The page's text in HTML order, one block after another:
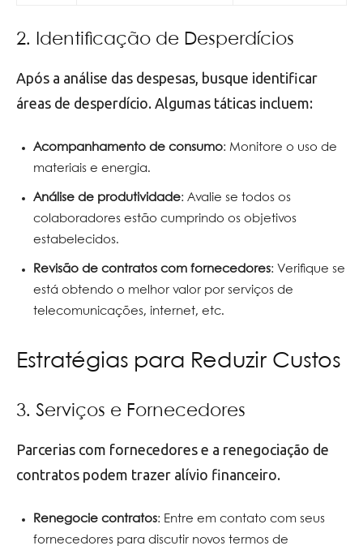
2. Identificação de Desperdícios
Após a análise das despesas, busque identificar
áreas de desperdício. Algumas táticas incluem:
Acompanhamento de consumo: Monitore o uso de
materiais e energia.
Análise de produtividade: Avalie se todos os
colaboradores estão cumprindo os objetivos
estabelecidos.
Revisão de contratos com fornecedores: Verifique se
está obtendo o melhor valor por serviços de
telecomunicações, internet, etc.
Estratégias para Reduzir Custos
3. Serviços e Fornecedores
Parcerias com fornecedores e a renegociação de
contratos podem trazer alívio financeiro.
Renegocie contratos: Entre em contato com seus
fornecedores para discutir novos termos de